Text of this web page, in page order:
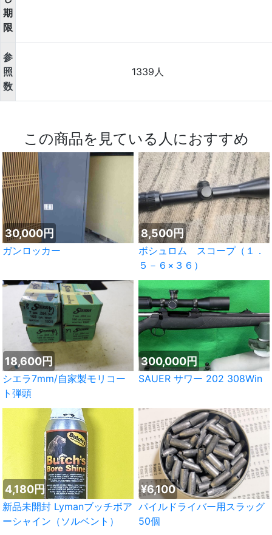
期
限
参
照
数
1339人
この商品を見ている人におすすめ
30,000円
ガンロッカー
8,500円
ボシュロム スコープ（１．
５－６×３６）
18,600円
シエラ7mm/自家製モリコー
ト弾頭
300,000円
SAUER サワー 202 308Win
4,180円
新品未開封 Lymanブッチボア
ーシャイン（ソルベント）
¥6,100
パイルドライバー用スラッグ
50個